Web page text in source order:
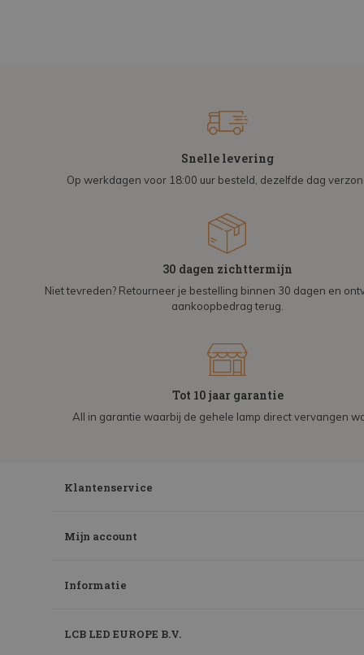
Snelle levering
Op werkdagen voor 18:00 uur besteld, dezelfde dag
30 dagen zichttermijn
Niet tevreden? Retourneer je bestelling binnen 30 dagen en
aankoopbedrag terug.
Tot 10 jaar garantie
All in garantie waarbij de gehele lamp direct vervangen
Klantenservice
Mijn account
Informatie
LCB LED EUROPE B.V.